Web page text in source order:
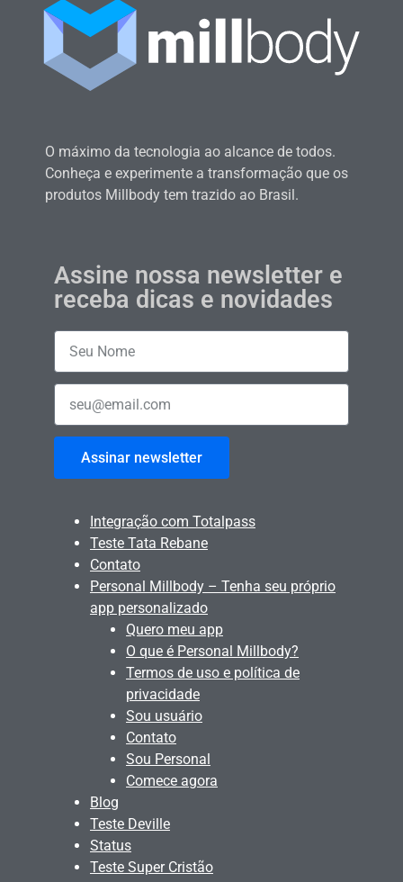
O máximo da tecnologia ao alcance de todos.
Conheça e experimente a transformação que os
produtos Millbody tem trazido ao Brasil.
Assine nossa newsletter e
receba dicas e novidades
Assinar newsletter
Integração com Totalpass
Teste Tata Rebane
Contato
Personal Millbody – Tenha seu próprio
app personalizado
Quero meu app
O que é Personal Millbody?
Termos de uso e política de
privacidade
Sou usuário
Contato
Sou Personal
Comece agora
Blog
Teste Deville
Status
Teste Super Cristão